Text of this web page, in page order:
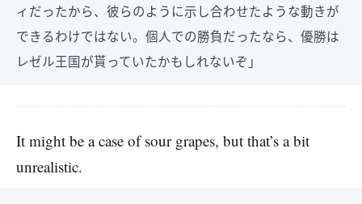
ィだったから、彼らのように示し合わせたような動きが
できるわけではない。個人での勝負だったなら、優勝は
レゼル王国が貰っていたかもしれないぞ」
It might be a case of sour grapes, but that’s a bit
unrealistic.